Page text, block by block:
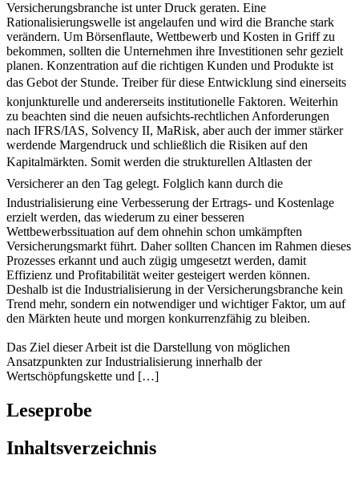
Versicherungsbranche ist unter Druck geraten. Eine
Rationalisierungswelle ist angelaufen und wird die Branche stark
verändern. Um Börsenflaute, Wettbewerb und Kosten in Griff zu
bekommen, sollten die Unternehmen ihre Investitionen sehr gezielt
planen. Konzentration auf die richtigen Kunden und Produkte ist
das Gebot der Stunde. Treiber für diese Entwicklung sind einerseits
konjunkturelle und andererseits institutionelle Faktoren. Weiterhin
zu beachten sind die neuen aufsichts-rechtlichen Anforderungen
nach IFRS/IAS, Solvency II, MaRisk, aber auch der immer stärker
werdende Margendruck und schließlich die Risiken auf den
Kapitalmärkten. Somit werden die strukturellen Altlasten der
Versicherer an den Tag gelegt. Folglich kann durch die
Industrialisierung eine Verbesserung der Ertrags- und Kostenlage
erzielt werden, das wiederum zu einer besseren
Wettbewerbssituation auf dem ohnehin schon umkämpften
Versicherungsmarkt führt. Daher sollten Chancen im Rahmen dieses
Prozesses erkannt und auch zügig umgesetzt werden, damit
Effizienz und Profitabilität weiter gesteigert werden können.
Deshalb ist die Industrialisierung in der Versicherungsbranche kein
Trend mehr, sondern ein notwendiger und wichtiger Faktor, um auf
den Märkten heute und morgen konkurrenzfähig zu bleiben.
Das Ziel dieser Arbeit ist die Darstellung von möglichen
Ansatzpunkten zur Industrialisierung innerhalb der
Wertschöpfungskette und […]
Leseprobe
Inhaltsverzeichnis